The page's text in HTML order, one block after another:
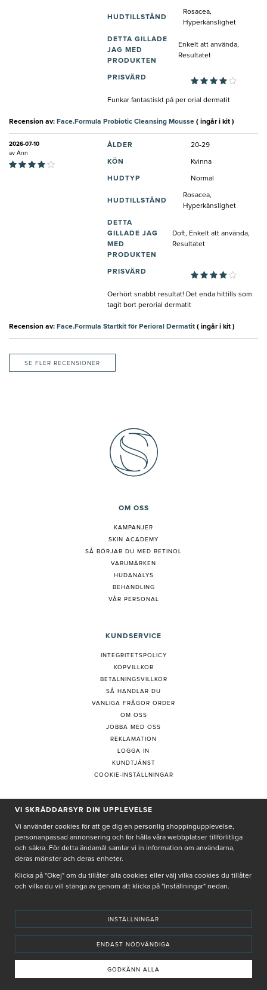
HUDTILLSTÅND
Rosacea,
Hyperkänslighet
DETTA GILLADE
JAG MED
PRODUKTEN
Enkelt att använda,
Resultatet
PRISVÄRD
Funkar fantastiskt på per orial dermatit
Recension av: Face.Formula Probiotic Cleansing Mousse ( ingår i kit )
2026-07-10
av Ann
ÅLDER 20-29
KÖN Kvinna
HUDTYP Normal
HUDTILLSTÅND
Rosacea,
Hyperkänslighet
DETTA
GILLADE JAG
MED
PRODUKTEN
Doft, Enkelt att använda,
Resultatet
PRISVÄRD
Oerhört snabbt resultat! Det enda hittills som
tagit bort perorial dermatit
Recension av: Face.Formula Startkit för Perioral Dermatit ( ingår i kit )
SE FLER RECENSIONER
OM OSS
KAMPANJER
SKIN ACADEMY
SÅ BÖRJAR DU MED RETINOL
VARUMÄRKEN
HUDANALYS
BEHANDLING
VÅR PERSONAL
KUNDSERVICE
INTEGRITETSPOLICY
KÖPVILLKOR
BETALNINGSVILLKOR
SÅ HANDLAR DU
VANLIGA FRÅGOR ORDER
OM OSS
JOBBA MED OSS
REKLAMATION
LOGGA IN
KUNDTJÄNST
COOKIE-INSTÄLLNINGAR
PRENUMERERA PÅ NYHETSBREV
Genom att ge min e-post, accepterar jag Seth och Sallyintegritetspolicy
De uppgifter du matar in kommer endast användas till våra nyhetsbrev.
INNEHÅLLET OCH REKOMMENDATIONERNA PÅ DENNA SIDA ÄR FRAMTAGNA OCH GRANSKADE
AV VÅRA AUKTORISERADE HUDTERAPEUTER.
VI SKRÄDDARSYR DIN UPPLEVELSE
Vi använder cookies för att ge dig en personlig shoppingupplevelse,
personanpassad annonsering och för hålla våra webbplatser tillförlitliga
och säkra. För detta ändamål samlar vi in information om användarna,
deras mönster och deras enheter.
Klicka på "Okej" om du tillåter alla cookies eller välj vilka cookies du tillåter
och vilka du vill stänga av genom att klicka på "Inställningar" nedan.
INSTÄLLNINGAR
ENDAST NÖDVÄNDIGA
GODKÄNN ALLA